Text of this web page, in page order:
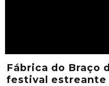
Fábrica do Braço
festival estreante